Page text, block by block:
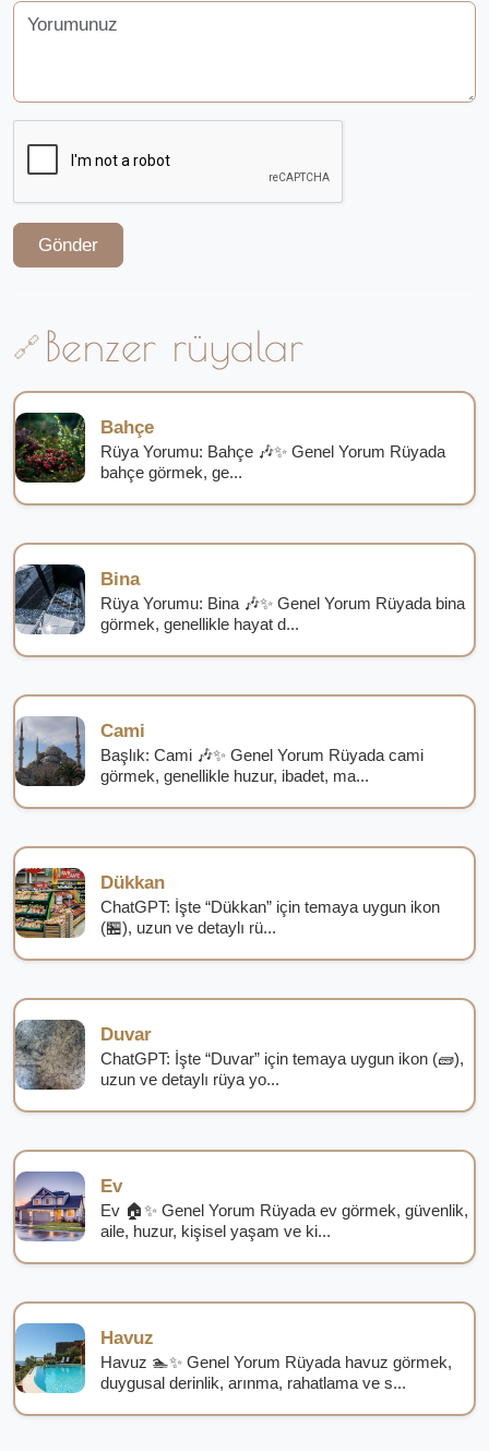
Gönder
Benzer rüyalar
Bahçe
Rüya Yorumu: Bahçe 🎶✨ Genel Yorum Rüyada
bahçe görmek, ge...
Bina
Rüya Yorumu: Bina 🎶✨ Genel Yorum Rüyada bina
görmek, genellikle hayat d...
Cami
Başlık: Cami 🎶✨ Genel Yorum Rüyada cami
görmek, genellikle huzur, ibadet, ma...
Dükkan
ChatGPT: İşte “Dükkan” için temaya uygun ikon
(🏪), uzun ve detaylı rü...
Duvar
ChatGPT: İşte “Duvar” için temaya uygun ikon (🧱),
uzun ve detaylı rüya yo...
Ev
Ev 🏠✨ Genel Yorum Rüyada ev görmek, güvenlik,
aile, huzur, kişisel yaşam ve ki...
Havuz
Havuz 🏊✨ Genel Yorum Rüyada havuz görmek,
duygusal derinlik, arınma, rahatlama ve s...